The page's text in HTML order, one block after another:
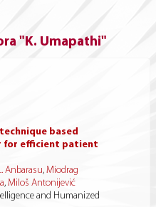
"K. Umapathi"
based
for efficient patient
Anbarasu, Miodrag
, Miloš Antonijević
and Humanized